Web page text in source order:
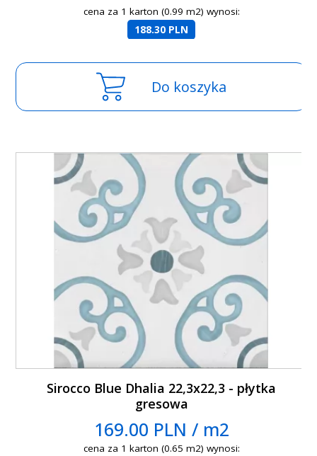
cena za 1 karton (0.99 m2) wynosi:
188.30 PLN
Do koszyka
Sirocco Blue Dhalia 22,3x22,3 - płytka
gresowa
169.00 PLN / m2
cena za 1 karton (0.65 m2) wynosi: